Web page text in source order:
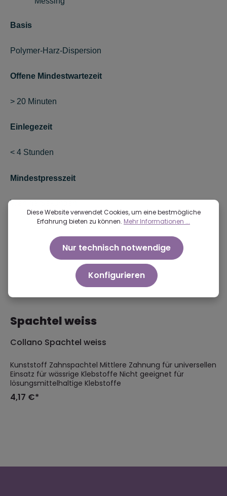
Basis
Polymer-Harz-Dispersion
Offene Mindestwartezeit
> 20 Minuten
Einlegezeit
< 4 Stunden
Mindestpresszeit
Wenige Sekunden
Spachtel weiss
Collano Spachtel weiss
Kunststoff Zahnspachtel Mittlere Zahnung für universellen
Einsatz für wässrige Klebstoffe Nicht geeignet für
lösungsmittelhaltige Klebstoffe
4,17 €*
Diese Website verwendet Cookies, um eine bestmögliche
Erfahrung bieten zu können. Mehr Informationen ...
Nur technisch notwendige
Konfigurieren